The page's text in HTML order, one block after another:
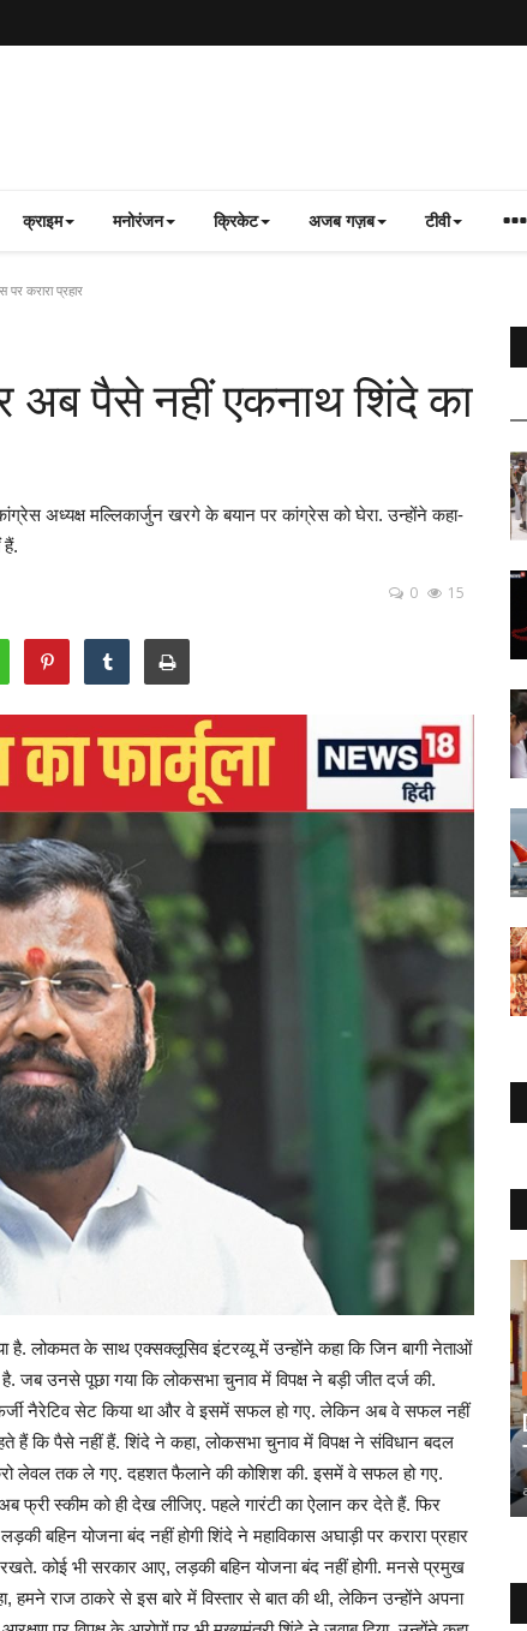
क्राइम मनोरंजन क्रिकेट अजब गज़ब टीवी
करारा प्रहार
पैसे नहीं एकनाथ शिंदे का
अध्‍यक्ष मल्‍ल‍िकार्जुन खरगे के बयान पर कांग्रेस को घेरा. उन्‍होंने कहा-
0 15
है. लोकमत के साथ एक्‍सक्‍लूसिव इंटरव्‍यू में उन्‍होंने कहा क‍ि ज‍िन बागी नेताओं
जब उनसे पूछा गया कि लोकसभा चुनाव में विपक्ष ने बड़ी जीत दर्ज की.
नैरेटिव सेट क‍िया था और वे इसमें सफल हो गए. लेकिन अब वे सफल नहीं
क‍ि पैसे नहीं हैं. शिंदे ने कहा, लोकसभा चुनाव में विपक्ष ने संविधान बदल
लेवल तक ले गए. दहशत फैलाने की कोश‍िश की. इसमें वे सफल हो गए.
फ्री स्‍कीम को ही देख लीजिए. पहले गारंटी का ऐलान कर देते हैं. फ‍िर
बहिन योजना बंद नहीं होगी शिंदे ने महाव‍िकास अघाड़ी पर करारा प्रहार
कोई भी सरकार आए, लड़की बहिन योजना बंद नहीं होगी. मनसे प्रमुख
हमने राज ठाकरे से इस बारे में विस्‍तार से बात की थी, लेकिन उन्‍होंने अपना